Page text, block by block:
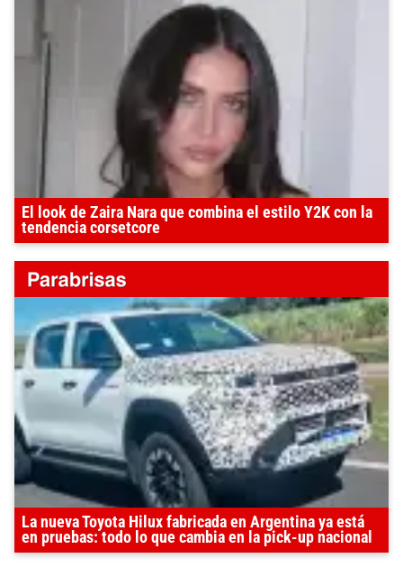
El look de Zaira Nara que combina el estilo Y2K con la
tendencia corsetcore
La nueva Toyota Hilux fabricada en Argentina ya está
en pruebas: todo lo que cambia en la pick-up nacional